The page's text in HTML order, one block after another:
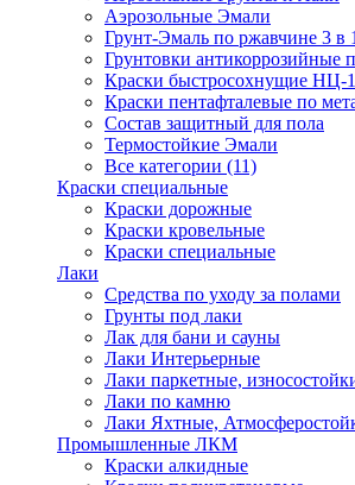
Аэрозольные Эмали
Грунт-Эмаль по ржавчине 3 в 1
Грунтовки антикоррозийные
Краски быстросохнущие НЦ-
Краски пентафталевые по
Состав защитный для пола
Термостойкие Эмали
Все категории (11)
Краски специальные
Краски дорожные
Краски кровельные
Краски специальные
Лаки
Cредства по уходу за полами
Грунты под лаки
Лак для бани и сауны
Лаки Интерьерные
Лаки паркетные,
Лаки по камню
Лаки Яхтные,
Промышленные ЛКМ
Краски алкидные